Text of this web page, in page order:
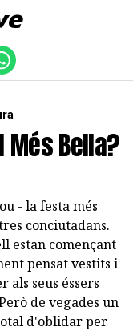
Més Bella?
- la festa més
conciutadans.
estan començant
pensat vestits i
seus éssers
de vegades un
d'oblidar per